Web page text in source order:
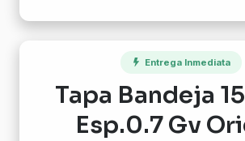
Entrega Inmediata
Tapa Bandeja
Esp.0.7 Gv